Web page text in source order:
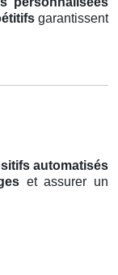
garantissent
automatisés
et assurer un